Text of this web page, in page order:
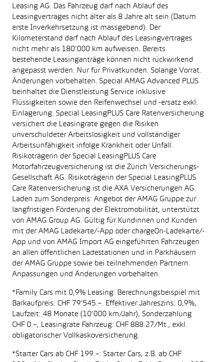
Leasing AG. Das Fahrzeug darf nach Ablauf des
Leasingvertrages nicht älter als 8 Jahre alt sein (Datum
erste Inverkehrsetzung ist massgebend). Der
Kilometerstand darf nach Ablauf des Leasingvertrages
nicht mehr als 180’000 km aufweisen. Bereits
bestehende Leasinganträge können nicht rückwirkend
angepasst werden. Nur für Privatkunden. Solange Vorrat.
Änderungen vorbehalten. Special AMAG Advanced PLUS
beinhaltet die Dienstleistung Service inklusive
Flüssigkeiten sowie den Reifenwechsel und -ersatz exkl.
Einlagerung. Special LeasingPLUS Care Ratenversicherung
versichert die Leasingrate gegen die Risiken
unverschuldeter Arbeitslosigkeit und vollständiger
Arbeitsunfähigkeit infolge Krankheit oder Unfall.
Risikoträgerin der Special LeasingPLUS Care
Motorfahrzeugversicherung ist die Zürich Versicherungs-
Gesellschaft AG. Risikoträgerin der Special LeasingPLUS
Care Ratenversicherung ist die AXA Versicherungen AG.
Laden zum Sonderpreis: Angebot der AMAG Gruppe zur
langfristigen Förderung der Elektromobilität, unterstützt
von AMAG Group AG. Gültig für Kundinnen und Kunden
mit der AMAG Ladekarte/-App oder chargeOn-Ladekarte/-
App und von AMAG Import AG eingeführten Fahrzeugen
an allen öffentlichen Ladestationen und in Parkhäusern
der AMAG Gruppe sowie bei teilnehmenden Partnern.
Anpassungen und Änderungen vorbehalten.
*Family Cars mit 0,9% Leasing: Berechnungsbeispiel mit
Barkaufpreis: CHF 79’545.–. Effektiver Jahreszins: 0,9%,
Laufzeit: 48 Monate (10’000 km/Jahr), Sonderzahlung
CHF 0.–, Leasingrate Fahrzeug: CHF 888.27/Mt., exkl.
obligatorischer Vollkaskoversicherung.
*Starter Cars ab CHF 199.–: Starter Cars, z.B. ab CHF